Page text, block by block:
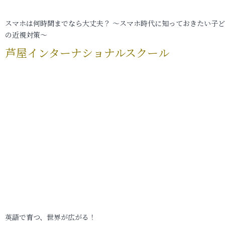
スマホは何時間までなら大丈夫？ ～スマホ時代に知っておきたい子
の近視対策～
芦屋インターナショナルスクール
英語で育つ、世界が広がる！